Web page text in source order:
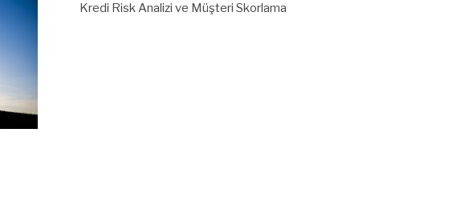
Kredi Risk Analizi ve Müşteri Skorlama